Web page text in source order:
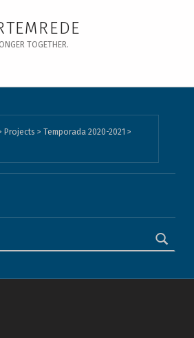
- ARTEMREDE
TOGETHER.
Artemrede
da Artemrede
para artemrede@artemrede.pt
Projects > Temporada 2020-2021 >